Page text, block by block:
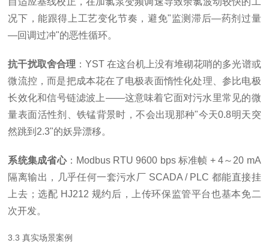
况下，能跟得上工艺变化节奏，避免"监测滞后—药剂过量
—回调过冲"的恶性循环。
抗干扰取舍合理 ：YST 在这台机上没有堆砌花哨的多光谱或
微流控，而是把成本花在了电极表面惰性化处理、参比电极
长效化和信号链滤波上——这意味着它面对污水里常见的微
量表面活性剂、铁锰背景时，不会出现那种"今天0.8明天突
然跳到2.3"的妖异漂移。
系统集成省心：Modbus RTU 9600 bps 标准帧 + 4～20 mA
隔离输出，几乎任何一套污水厂 SCADA / PLC 都能直接挂
上去；选配 HJ212 规约后，上传环保监管平台也基本免二
次开发。
3.3 真实场景案例